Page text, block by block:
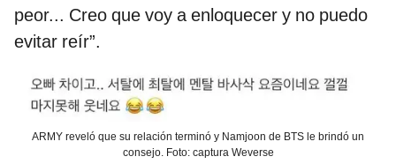
peor... Creo que voy a enloquecer y no puedo
evitar reír”.
ARMY reveló que su relación terminó y Namjoon de BTS le brindó un
consejo. Foto: captura Weverse